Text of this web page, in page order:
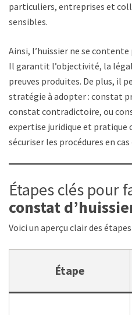
particuliers, entreprises et
sensibles.
Ainsi, l’huissier ne se contente
Il garantit l’objectivité, la
preuves produites. De plus, il
stratégie à adopter : constat
constat contradictoire, ou
expertise juridique et
sécuriser les procédures en
Étapes clés pour
constat
Voici un aperçu clair des
Étape